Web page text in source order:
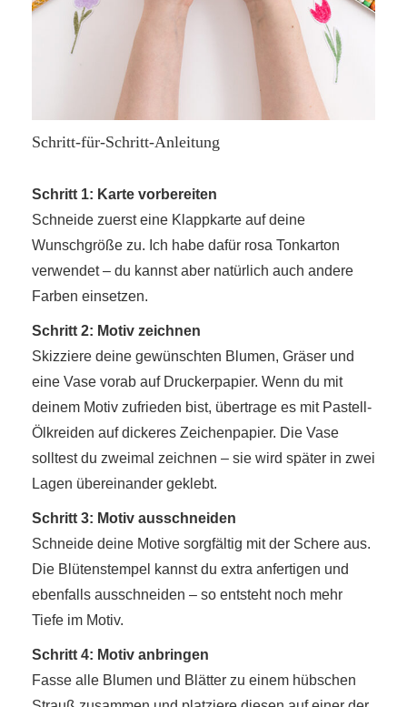
Schritt-für-Schritt-Anleitung
Schritt 1: Karte vorbereiten
Schneide zuerst eine Klappkarte auf deine
Wunschgröße zu. Ich habe dafür rosa Tonkarton
verwendet – du kannst aber natürlich auch andere
Farben einsetzen.
Schritt 2: Motiv zeichnen
Skizziere deine gewünschten Blumen, Gräser und
eine Vase vorab auf Druckerpapier. Wenn du mit
deinem Motiv zufrieden bist, übertrage es mit Pastell-
Ölkreiden auf dickeres Zeichenpapier. Die Vase
solltest du zweimal zeichnen – sie wird später in zwei
Lagen übereinander geklebt.
Schritt 3: Motiv ausschneiden
Schneide deine Motive sorgfältig mit der Schere aus.
Die Blütenstempel kannst du extra anfertigen und
ebenfalls ausschneiden – so entsteht noch mehr
Tiefe im Motiv.
Schritt 4: Motiv anbringen
Fasse alle Blumen und Blätter zu einem hübschen